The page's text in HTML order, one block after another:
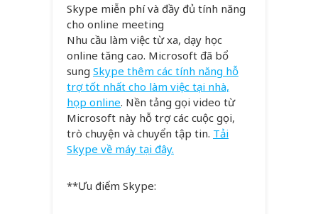
Skype miễn phí và đầy đủ tính năng
cho online meeting
Nhu cầu làm việc từ xa, dạy học
online tăng cao. Microsoft đã bổ
sung Skype thêm các tính năng hỗ
trợ tốt nhất cho làm việc tại nhà,
họp online. Nền tảng gọi video từ
Microsoft này hỗ trợ các cuộc gọi,
trò chuyện và chuyển tập tin. Tải
Skype về máy tại đây.
**Ưu điểm Skype: